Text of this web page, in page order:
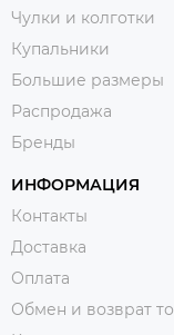
Чулки и колготки
Купальники
Большие размеры
Распродажа
Бренды
ИНФОРМАЦИЯ
Контакты
Доставка
Оплата
Обмен и возврат